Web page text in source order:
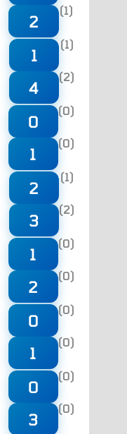
2
(1)
1
(1)
4
(2)
0
(0)
1
(0)
2
(1)
3
(2)
1
(0)
2
(0)
0
(0)
1
(0)
0
(0)
3
(0)